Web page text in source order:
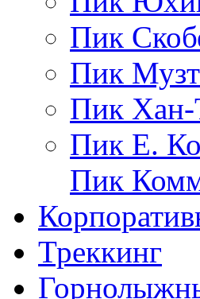
Пик
Пик
Пик Хан-
Пик Е.
Пик
Треккинг